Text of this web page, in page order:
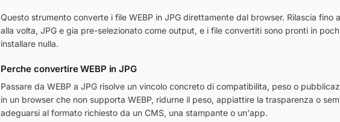
Questo strumento converte i file WEBP in JPG direttamente dal browser. Rilascia fino
alla volta, JPG e gia pre-selezionato come output, e i file convertiti sono pronti in
installare nulla.
Perche convertire WEBP in JPG
Passare da WEBP a JPG risolve un vincolo concreto di compatibilita, peso o
in un browser che non supporta WEBP, ridurne il peso, appiattire la trasparenza o
adeguarsi al formato richiesto da un CMS, una stampante o un'app.